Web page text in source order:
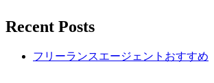
Recent Posts
フリーランスエージェントおすすめ